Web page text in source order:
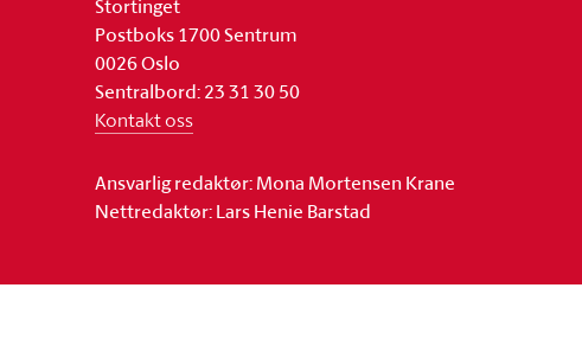
Stortinget
Postboks 1700 Sentrum
0026 Oslo
Sentralbord: 23 31 30 50
Kontakt oss
Ansvarlig redaktør: Mona Mortensen Krane
Nettredaktør: Lars Henie Barstad